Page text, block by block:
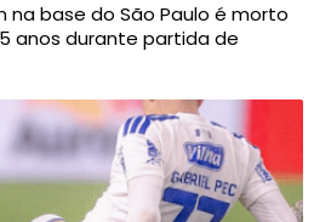
base do São Paulo é morto
anos durante partida de